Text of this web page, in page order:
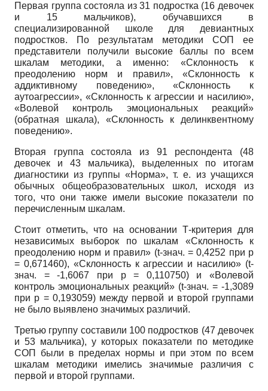
Первая группа состояла из31 подростка (16 девочек
и 15 мальчиков), обучавшихся в
специализированной школе для девиантных
подростков. По результатам методики СОП ее
представители получили высокие баллы по всем
шкалам методики, а именно: «Склонность к
преодолению норм и правил», «Склонность к
аддиктивному поведению», «Склонность к
аутоагрессии», «Склонность к агрессии и насилию»,
«Волевой контроль эмоциональных реакций»
(обратная шкала), «Склонность к делинквентному
поведению».
Вторая группа состояла из 91 респондента (48
девочек и 43 мальчика), выделенных по итогам
диагностики из группы «Норма», т. е. из учащихся
обычных общеобразовательных школ, исходя из
того, что они также имели высокие показатели по
перечисленным шкалам.
Стоит отметить, что на основании T-критерия для
независимых выборок по шкалам «Склонность к
преодолению норм и правил» (t-знач. = 0,4252 при p
= 0,671460), «Склонность к агрессии и насилию» (t-
знач. = -1,6067 при p= 0,110750) и «Волевой
контроль эмоциональных реакций» (t-знач. = -1,3089
при p = 0,193059) между первой и второй группами
не было выявлено значимых различий.
Третью группу составили 100 подростков (47 девочек
и 53 мальчика), у которых показатели по методике
СОП были в пределах нормы и при этом по всем
шкалам методики имелись значимые различия с
первой и второй группами.